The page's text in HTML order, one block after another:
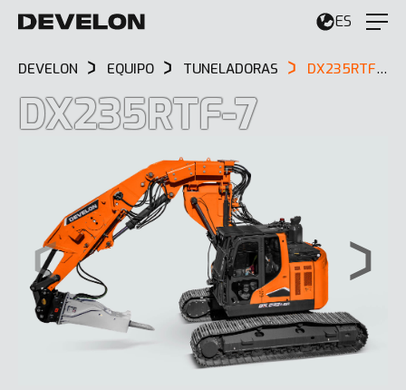
ES
DEVELON EQUIPO TUNELADORAS DX235RTF-7
DX235RTF-7